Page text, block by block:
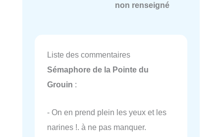
non renseigné
Liste des commentaires
Sémaphore de la Pointe du
Grouin :
- On en prend plein les yeux et les
narines !. à ne pas manquer.